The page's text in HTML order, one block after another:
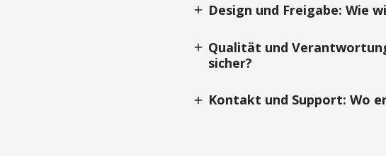
add Design und Freigabe: Wie
add Qualität und
sicher?
add Kontakt und Support: Wo